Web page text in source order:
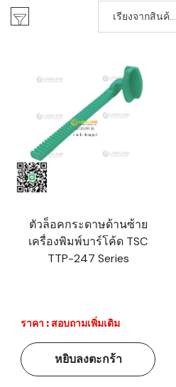
เรียงจากสินค้า
เก่า-ใหม่
ตัวล็อคกระดาษด้านซ้าย
เครื่องพิมพ์บาร์โค้ด TSC
TTP-247 Series
ราคา : สอบถามเพิ่มเติม
หยิบลงตะกร้า